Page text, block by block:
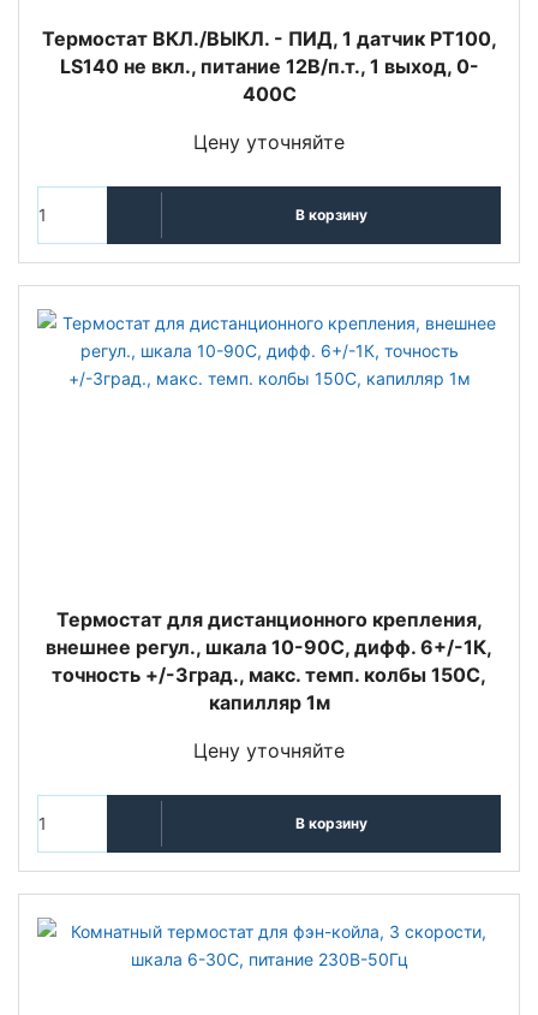
Термостат ВКЛ./ВЫКЛ. - ПИД, 1 датчик PT100,
LS140 не вкл., питание 12В/п.т., 1 выход, 0-
400С
Цену уточняйте
В корзину
Термостат для дистанционного крепления,
внешнее регул., шкала 10-90C, дифф. 6+/-1К,
точность +/-3град., макс. темп. колбы 150C,
капилляр 1м
Цену уточняйте
В корзину